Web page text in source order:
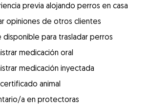
previa alojando perros en casa
opiniones de otros clientes
disponible para trasladar perros
medicación oral
medicación inyectada
animal
a en protectoras